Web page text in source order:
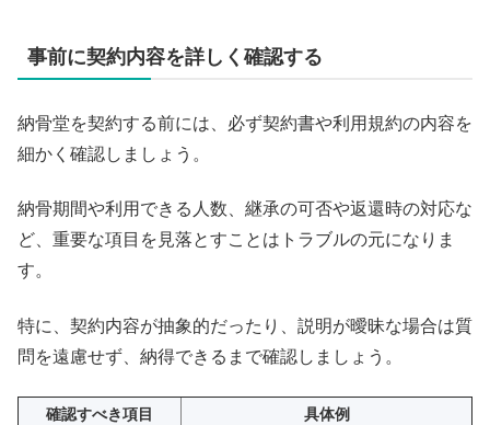
事前に契約内容を詳しく確認する
納骨堂を契約する前には、必ず契約書や利用規約の内容を
細かく確認しましょう。
納骨期間や利用できる人数、継承の可否や返還時の対応な
ど、重要な項目を見落とすことはトラブルの元になりま
す。
特に、契約内容が抽象的だったり、説明が曖昧な場合は質
問を遠慮せず、納得できるまで確認しましょう。
確認すべき項目 具体例